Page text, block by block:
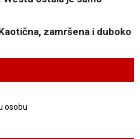
zamršena i duboko
osobu